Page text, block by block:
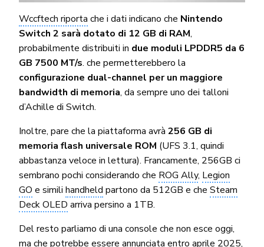
Wccftech riporta che i dati indicano che Nintendo
Switch 2 sarà dotato di 12 GB di RAM,
probabilmente distribuiti in due moduli LPDDR5 da 6
GB 7500 MT/s. che permetterebbero la
configurazione dual-channel per un maggiore
bandwidth di memoria, da sempre uno dei talloni
d’Achille di Switch.
Inoltre, pare che la piattaforma avrà256 GB di
memoria flash universale ROM (UFS 3.1, quindi
abbastanza veloce in lettura). Francamente, 256GB ci
sembrano pochi considerando che ROG Ally, Legion
GO e similihandheld partono da 512GB e cheSteam
Deck OLED arriva persino a 1TB.
Del resto parliamo di una console che non esce oggi,
ma che potrebbe essere annunciata entro aprile 2025,